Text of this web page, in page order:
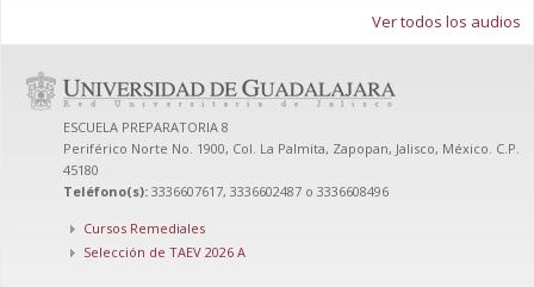
Ver todos los audios
ESCUELA PREPARATORIA 8
Periférico Norte No. 1900, Col. La Palmita, Zapopan, Jalisco, México. C.P.
45180
Teléfono(s): 3336607617, 3336602487 o 3336608496
Cursos Remediales
Selección de TAEV 2026 A